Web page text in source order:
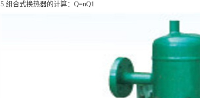
5.组合式换热器的计算：Q=nQ1